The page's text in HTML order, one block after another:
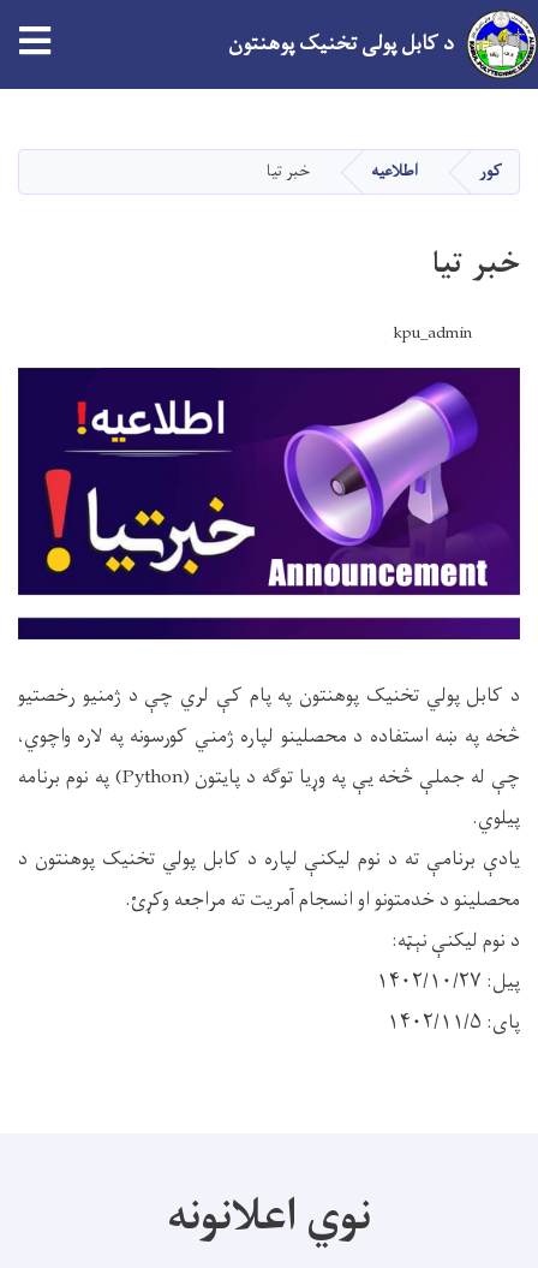
دانګل
د کابل پولی تخنیک پوهنتون
کور اطلاعیه خبر تیا
خبر تیا
kpu_admin
د کابل پولي تخنیک پوهنتون په پام کې لري چې د ژمنیو رخصتیو
څخه په ښه استفاده د محصلینو لپاره ژمني کورسونه په لاره واچوي،
چې له جملې څخه یې په وړیا توګه د پایتون (Python) په نوم برنامه
پیلوي.
یادې برنامې ته د نوم لیکنې لپاره د کابل پولي تخنیک پوهنتون د
محصلینو د خدمتونو او انسجام آمریت ته مراجعه وکړئ.
د نوم لیکنې نېټه:
پیل: ۱۴۰۲/۱۰/۲۷
پای: ۱۴۰۲/۱۱/۵
نوي اعلانونه